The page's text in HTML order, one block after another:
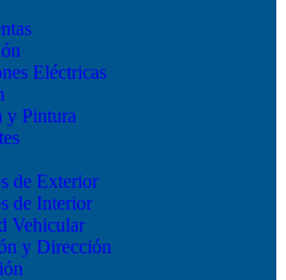
Eléctricas
y Pintura
de Exterior
de Interior
Vehicular
y Dirección